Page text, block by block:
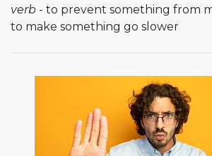
verb - to prevent something from
to make something go slower